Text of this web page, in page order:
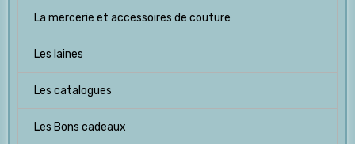
La mercerie et accessoires de couture
Les laines
Les catalogues
Les Bons cadeaux